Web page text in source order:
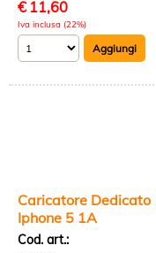
€ 11,60
Iva inclusa (22%)
Caricatore Dedicato
Iphone 5 1A
Cod. art.: